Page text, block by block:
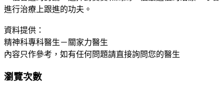
進行治療上跟進的功夫。
資料提供：
精神科專科醫生－關家力醫生
內容只作參考，如有任何問題請直接詢問您的醫生
瀏覽次數